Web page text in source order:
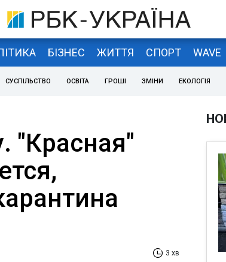
БІЗНЕС ЖИТТЯ СПОРТ WAVE
СУСПІЛЬСТВО ОСВІТА ГРОШІ ЗМІНИ ЕКОЛОГІЯ
"Красная"
3 хв